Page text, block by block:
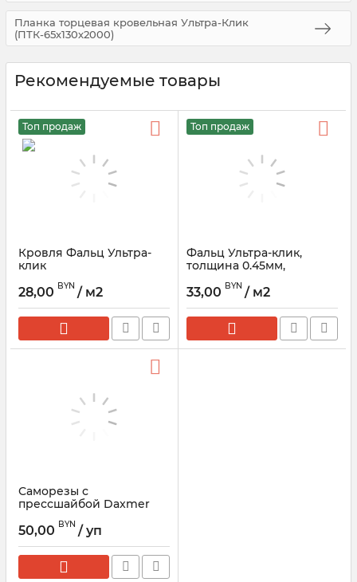
Планка торцевая кровельная Ультра-Клик
(ПТК-65х130х2000)
Рекомендуемые товары
Топ продаж
Кровля Фальц Ультра-
клик
28,00 BYN / м2
Топ продаж
Фальц Ультра-клик,
толщина 0.45мм,
33,00 BYN / м2
Саморезы с
прессшайбой Daxmer
500шт
50,00 BYN / уп